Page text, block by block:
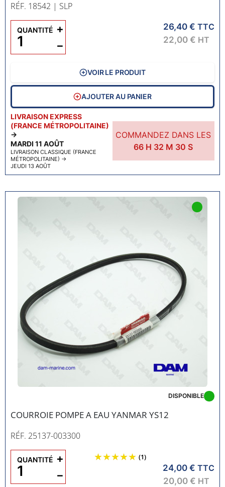
RÉF. 18542 | SLP
LIVRAISON EXPRESS
(FRANCE MÉTROPOLITAINE)
→
MARDI 11 AOÛT
LIVRAISON CLASSIQUE (FRANCE
MÉTROPOLITAINE) →
JEUDI 13 AOÛT
COMMANDEZ DANS LES
66 H 32 M 29 S
26,40 € TTC
22,00 € HT
QUANTITÉ
−
+
VOIR LE PRODUIT
AJOUTER AU PANIER
COURROIE POMPE A EAU YANMAR YS12
RÉF. 25137-003300
DISPONIBLE
(1)
24,00 € TTC
20,00 € HT
QUANTITÉ
−
+